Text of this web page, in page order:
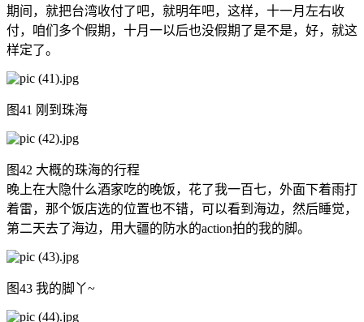
期间，就把台湾收付了吧，就明年吧，这样，十一月左右收
付，咱们多个假期，十月一以后也没假期了是不是，好，就这
样定了。
图41 刚到珠海
图42 大概的珠海的行程
晚上在大隐什么酒家吃的晚饭，花了我一百七，外面下着雨打
着雷，那个饭店选的位置也不错，可以看到海边，然后睡觉，
第二天去了海边，用大疆的防水的action拍的我的脚。
图43 我的脚丫~